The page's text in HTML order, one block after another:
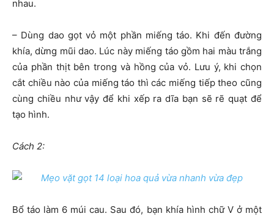
nhau.
– Dùng dao gọt vỏ một phần miếng táo. Khi đến đường
khía, dừng mũi dao. Lúc này miếng táo gồm hai màu trắng
của phần thịt bên trong và hồng của vỏ. Lưu ý, khi chọn
cắt chiều nào của miếng táo thì các miếng tiếp theo cũng
cùng chiều như vậy để khi xếp ra dĩa bạn sẽ rẽ quạt để
tạo hình.
Cách 2:
Bổ táo làm 6 múi cau. Sau đó, bạn khía hình chữ V ở một